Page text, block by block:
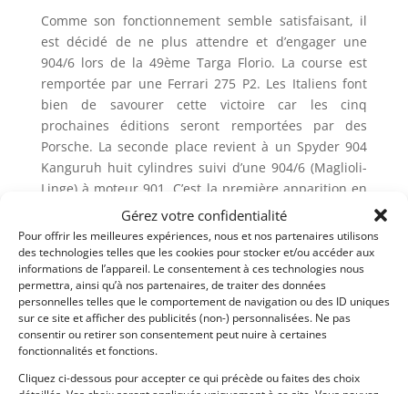
Gérez votre confidentialité
Pour offrir les meilleures expériences, nous et nos partenaires utilisons
des technologies telles que les cookies pour stocker et/ou accéder aux
informations de l’appareil. Le consentement à ces technologies nous
permettra, ainsi qu’à nos partenaires, de traiter des données
personnelles telles que le comportement de navigation ou des ID uniques
sur ce site et afficher des publicités (non-) personnalisées. Ne pas
consentir ou retirer son consentement peut nuire à certaines
fonctionnalités et fonctions.
Cliquez ci-dessous pour accepter ce qui précède ou faites des choix
Comme son fonctionnement semble satisfaisant, il
est décidé de ne plus attendre et d’engager une
904/6 lors de la 49ème Targa Florio. La course est
remportée par une Ferrari 275 P2. Les Italiens font
bien de savourer cette victoire car les cinq
prochaines éditions seront remportées par des
Porsche. La seconde place revient à un Spyder 904
Kanguruh huit cylindres suivi d’une 904/6 (Maglioli-
Linge) à moteur 901. C’est la première apparition en
course du six cylindres de la 911 dans une version
poussée à 210 cv à 8.000 tours (moteur 901/20). Au
cours de l’année, ce moteur va présenter une
fiabilité remarquable.
Le feu vert est donc donné pour la création d’une
version sportive du 901 destinée a la 911 S.
Notre voiture :